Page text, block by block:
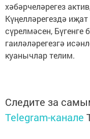
хәбәрчеләрегез
Күңелләрегездә
сүрелмәсен, Бүгенге
гаиләләрегезгә
куанычлар телим.
Следите за
Telegram-канале